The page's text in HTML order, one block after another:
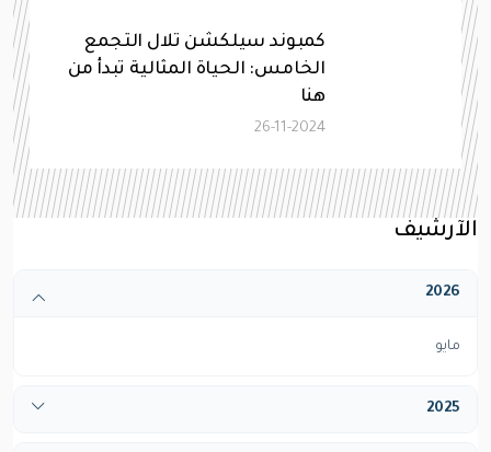
كمبوند سيلكشن تلال التجمع
الخامس: الحياة المثالية تبدأ من
هنا
26-11-2024
الآرشيف
2026
مايو
2025